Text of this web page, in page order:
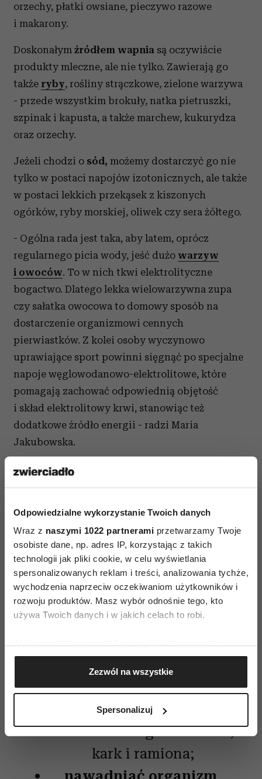
Odpowiedzialne wykorzystanie Twoich danych
Wraz z naszymi 1022 partnerami przetwarzamy Twoje
osobiste dane, np. adres IP, korzystając z takich
technologii jak pliki cookie, w celu wyświetlania
spersonalizowanych reklam i treści, analizowania tychże,
wychodzenia naprzeciw oczekiwaniom użytkowników i
rozwoju produktów. Masz wybór odnośnie tego, kto
używa Twoich danych i w jakich celach to robi.
Gromadzić dane dotyczące Twojej lokalizacji
geograficznej z dokładnością nawet do kilku metrów
Identyfikować Twoje urządzenie, aktywnie
(fingerprinting, czyli wirtualny odcisk palca)
dane są przetwarzane oraz ustaw własne preferencje w
sekcji szczegółów. W Deklaracji plików cookie możesz
zmienić lub wycofać swoją zgodę w dowolnej chwili.
Zezwól na wszystkie
Spersonalizuj
orzechy, płatki owsiane, pieczywo razowe
i makarony.
Doskonałym źródłem wapnia są oczywiście
produkty mleczne, ale nie tylko. Zawierają go
także ryby, rośliny strączkowe, zielone warzywa
- przede wszystkim brokuły, natka pietruszki,
szpinak i kapusta, a także marchew, kukurydza
oraz orzechy.
Jeżeli chodzi o sód, możemy dostarczyć go nie
tylko w postaci napojów izotonicznych, ale także
w postaci lekkich przekąsek z kiszonych
ogórków, ryby morskiej, oliwek czy sera żółtego.
- Ogólna rada jest taka, aby latem, oprócz
regularnego picia wody, jeść dużo warzyw
i owoców. To w nich tkwi elektrolityczne
bogactwo. Dlatego lekka wielowarzywna zupa
czy sałatka owocowa to domowy sposób na
dostarczenie organizmowi cennych
pierwiastków. Z kolei osoby wyczynowo
uprawiające sport powinni sięgnąć po specjalne
napoje węglowodanowo-elektrolitowe, które
pomagają zachować odpowiednią objętość
i skład elektrolitowy krwi, stanowiąc też
dodatkowe źródło energii - radzi Maria
Jakubowska.
To właśnie dlatego, gdy poczujemy spadek sił
witalnych lepiej sięgnąć po owoce niż po
utrata wody osłabia naszą wydolność fizyczną,
a ubytek rzędu 4 proc. masy ciała ogranicza
zdolność do wykonywania ćwiczeń średnio
nawet o 30
Pamiętaj, by w upał:
unikać nasłonecznionych
miejsc, pamiętać o
nakryciu głowy;
smarować ciało kremem z
filtrem. Szczególnie twarz,
kark i ramiona;